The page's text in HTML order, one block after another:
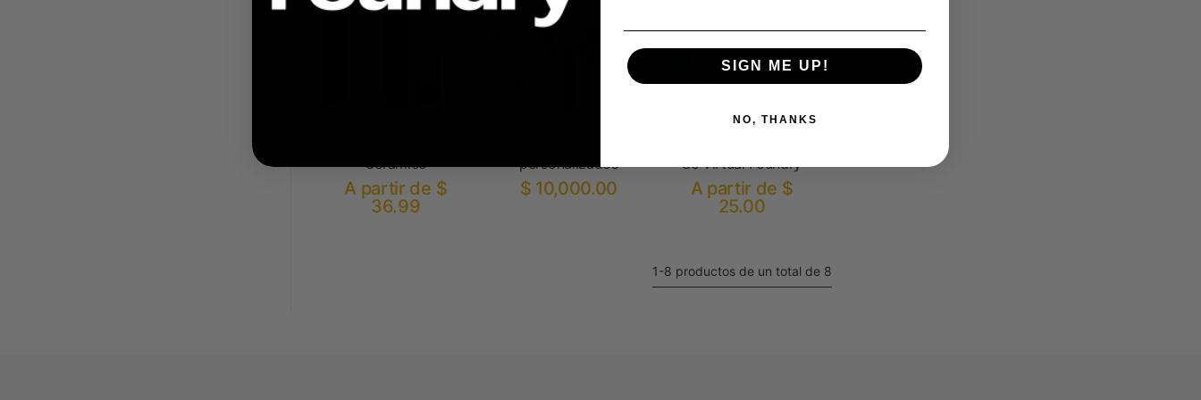
Cerámico
A partir de $
36.99
personalizados
$ 10,000.00
de Virtual Foundry
A partir de $
25.00
1-8 productos de un total de 8
SIGN ME UP!
NO, THANKS